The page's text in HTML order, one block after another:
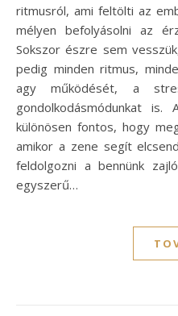
ritmusról, ami feltölti az
mélyen befolyásolni az
Sokszor észre sem
pedig minden ritmus,
agy működését, a
gondolkodásmódunkat is.
különösen fontos, hogy
amikor a zene segít
feldolgozni a bennünk
egyszerű…